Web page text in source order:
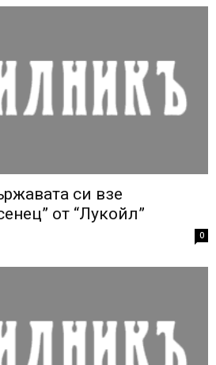
си взе
от “Лукойл”
0